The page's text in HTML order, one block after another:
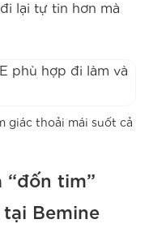
lại tự tin hơn mà
giác thoải mái suốt cả
“đốn tim”
Bemine